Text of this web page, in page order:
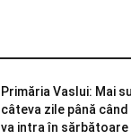
Primăria Vaslui: Mai
câteva zile până când
va intra în sărbătoare